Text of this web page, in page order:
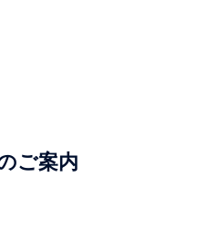
ご案内